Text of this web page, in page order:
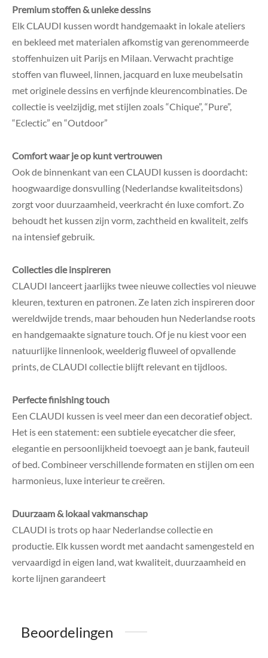
Premium stoffen & unieke dessins
Elk CLAUDI kussen wordt handgemaakt in lokale ateliers
en bekleed met materialen afkomstig van gerenommeerde
stoffenhuizen uit Parijs en Milaan.Verwacht prachtige
stoffen van fluweel, linnen, jacquard en luxe meubelsatin
met originele dessins en verfijnde kleurencombinaties. De
collectie is veelzijdig, met stijlen zoals “Chique”, “Pure”,
“Eclectic” en “Outdoor”
Comfort waar je op kunt vertrouwen
Ook de binnenkant van een CLAUDI kussen is doordacht:
hoogwaardige donsvulling (Nederlandse kwaliteitsdons)
zorgt voor duurzaamheid, veerkracht én luxe comfort. Zo
behoudt het kussen zijn vorm, zachtheid en kwaliteit, zelfs
na intensief gebruik.
Collecties die inspireren
CLAUDI lanceert jaarlijks twee nieuwe collecties vol nieuwe
kleuren, texturen en patronen. Ze laten zich inspireren door
wereldwijde trends, maar behouden hun Nederlandse roots
en handgemaakte signature touch.Of je nu kiest voor een
natuurlijke linnenlook, weelderig fluweel of opvallende
prints, de CLAUDI collectie blijft relevant en tijdloos.
Perfecte finishing touch
Een CLAUDI kussen is veel meer dan een decoratief object.
Het is een statement: een subtiele eyecatcher die sfeer,
elegantie en persoonlijkheid toevoegt aan je bank, fauteuil
of bed. Combineer verschillende formaten en stijlen om een
harmonieus, luxe interieur te creëren.
Duurzaam & lokaal vakmanschap
CLAUDI is trots op haar Nederlandse collectie en
productie. Elk kussen wordt met aandacht samengesteld en
vervaardigd in eigen land, wat kwaliteit, duurzaamheid en
korte lijnen garandeert
Beoordelingen